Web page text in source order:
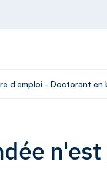
d'emploi - Doctorant en